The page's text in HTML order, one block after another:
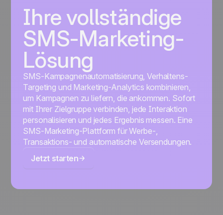
Ihre vollständige
SMS-Marketing-
Lösung
SMS-Kampagnenautomatisierung, Verhaltens-
Targeting und Marketing-Analytics kombinieren,
um Kampagnen zu liefern, die ankommen. Sofort
mit Ihrer Zielgruppe verbinden, jede Interaktion
personalisieren und jedes Ergebnis messen. Eine
SMS-Marketing-Plattform für Werbe-,
Transaktions- und automatische Versendungen.
Jetzt starten